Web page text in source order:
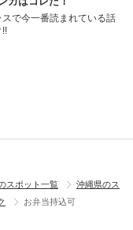
で今一番読まれている話
!!
スポット一覧
沖縄県のス
お弁当持込可